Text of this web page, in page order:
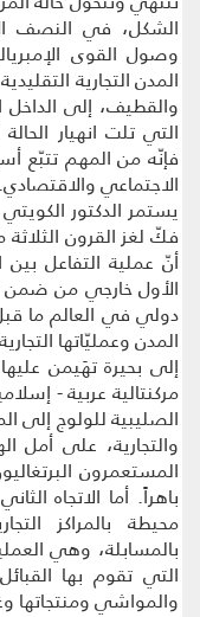
الشكل، في النصف
وصول القوى
المدن التجارية
والقطيف، إلى الداخل
التي تلت انهيار
فإنّه من المهم تتبّع
الاجتماعي والاقتصادي.
يستمر الدكتور
فكّ لغز القرون
أنّ عملية التفاعل بين
الأول خارجي من
دولي في العالم ما
المدن وعمليّاتها
إلى بحيرة تهَيمن
مركنتالية عربية -
الصليبية للولوج إلى
والتجارية، على أمل
المستعمرون
باهراً. أما الاتجاه
محيطة بالمراكز
بالمسابلة، وهي
التي تقوم بها
والمواشي ومنتجاتها